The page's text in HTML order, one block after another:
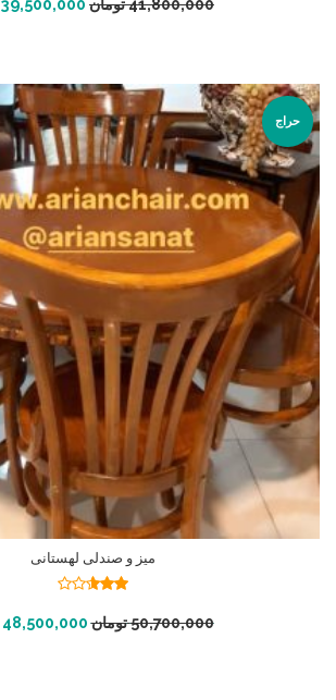
حراج
میز و صندلی لهستانی
از 5
50,700,000تومان 48,500,000
افزودن به سبد خرید